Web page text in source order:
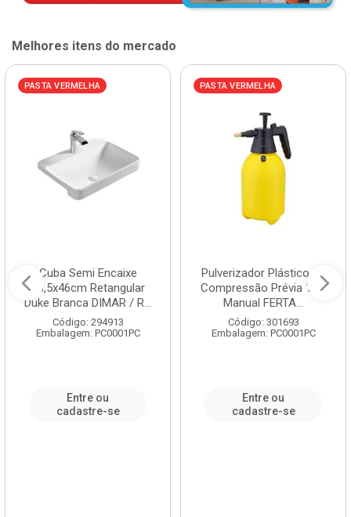
Melhores itens do mercado
PASTA VERMELHA
Cuba Semi Encaixe
58,5x46cm Retangular
Duke Branca DIMAR / R...
Código: 294913
Embalagem: PC0001PC
Entre ou
cadastre-se
PASTA VERMELHA
Pulverizador Plástico de
Compressão Prévia 1,5L
Manual FERTA...
Código: 301693
Embalagem: PC0001PC
Entre ou
cadastre-se